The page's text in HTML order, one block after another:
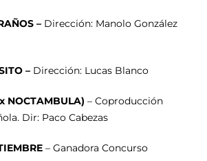
– Dirección: Manolo González
– Dirección: Lucas Blanco
NOCTAMBULA) – Coproducción
Dir: Paco Cabezas
– Ganadora Concurso